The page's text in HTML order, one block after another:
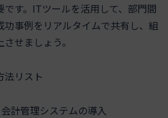
す。ITツールを活用して、部門間
功事例をリアルタイムで共有し、組
せましょう。
法リスト
計管理システムの導入